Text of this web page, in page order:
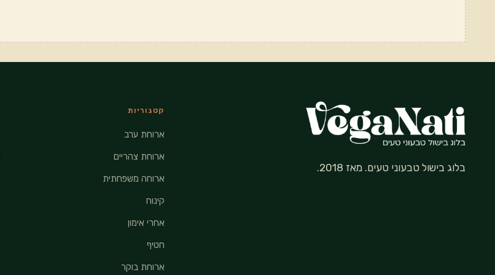
בלוג בישול טבעוני טעים. מאז 2018.
קטגוריות
ארוחת ערב
ארוחת צהריים
ארוחה משפחתית
קינוח
אחרי אימון
חטיף
ארוחת בוקר